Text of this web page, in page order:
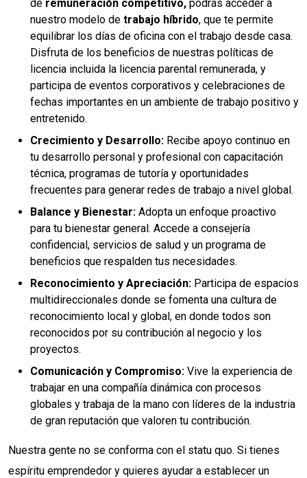
de remuneración competitivo, podrás acceder a
nuestro modelo de trabajo híbrido, que te permite
equilibrar los días de oficina con el trabajo desde casa.
Disfruta de los beneficios de nuestras políticas de
licencia incluida la licencia parental remunerada, y
participa de eventos corporativos y celebraciones de
fechas importantes en un ambiente de trabajo positivo y
entretenido.
Crecimiento y Desarrollo: Recibe apoyo continuo en
tu desarrollo personal y profesional con capacitación
técnica, programas de tutoría y oportunidades
frecuentes para generar redes de trabajo a nivel global.
Balance y Bienestar: Adopta un enfoque proactivo
para tu bienestar general. Accede a consejería
confidencial, servicios de salud y un programa de
beneficios que respalden tus necesidades.
Reconocimiento y Apreciación: Participa de espacios
multidireccionales donde se fomenta una cultura de
reconocimiento local y global, en donde todos son
reconocidos por su contribución al negocio y los
proyectos.
Comunicación y Compromiso: Vive la experiencia de
trabajar en una compañía dinámica con procesos
globales y trabaja de la mano con líderes de la industria
de gran reputación que valoren tu contribución.
Nuestra gente no se conforma con el statu quo. Si tienes
espíritu emprendedor y quieres ayudar a establecer un